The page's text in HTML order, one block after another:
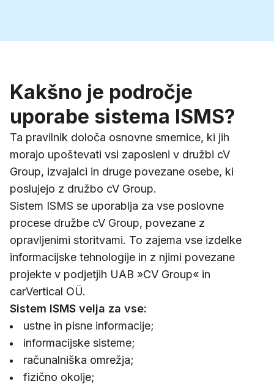
Kakšno je področje
uporabe sistema ISMS?
Ta pravilnik določa osnovne smernice, ki jih
morajo upoštevati vsi zaposleni v družbi cV
Group, izvajalci in druge povezane osebe, ki
poslujejo z družbo cV Group.
Sistem ISMS se uporablja za vse poslovne
procese družbe cV Group, povezane z
opravljenimi storitvami. To zajema vse izdelke
informacijske tehnologije in z njimi povezane
projekte v podjetjih UAB »CV Group« in
carVertical OÜ.
Sistem ISMS velja za vse:
ustne in pisne informacije;
informacijske sisteme;
računalniška omrežja;
fizično okolje;